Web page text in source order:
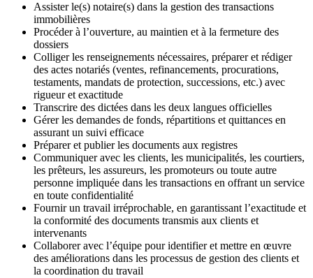
Assister le(s) notaire(s) dans la gestion des transactions
immobilières
Procéder à l’ouverture, au maintien et à la fermeture des
dossiers
Colliger les renseignements nécessaires, préparer et rédiger
des actes notariés (ventes, refinancements, procurations,
testaments, mandats de protection, successions, etc.) avec
rigueur et exactitude
Transcrire des dictées dans les deux langues officielles
Gérer les demandes de fonds, répartitions et quittances en
assurant un suivi efficace
Préparer et publier les documents aux registres
Communiquer avec les clients, les municipalités, les courtiers,
les prêteurs, les assureurs, les promoteurs ou toute autre
personne impliquée dans les transactions en offrant un service
en toute confidentialité
Fournir un travail irréprochable, en garantissant l’exactitude et
la conformité des documents transmis aux clients et
intervenants
Collaborer avec l’équipe pour identifier et mettre en œuvre
des améliorations dans les processus de gestion des clients et
la coordination du travail